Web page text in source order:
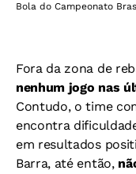
Bola do Campeonato
Fora da zona de
nenhum jogo nas
Contudo, o time
encontra
em resultados
Barra, até então,